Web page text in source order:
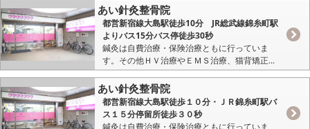
あい針灸整骨院
都営新宿線大島駅徒歩10分 JR総武線錦糸町駅
よりバス15分バス停徒歩30秒
鍼灸は自費治療・保険治療ともに行っていま
す。その他ＨＶ治療やＥＭＳ治療、猫背矯正...
あい針灸整骨院
都営新宿線大島駅徒歩１０分・ＪＲ錦糸町駅バ
ス１５分停留所徒歩３０秒